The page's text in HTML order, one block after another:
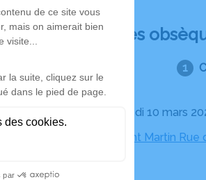
Déroulé des
Le vendredi 10 mars
Eglise Saint Martin